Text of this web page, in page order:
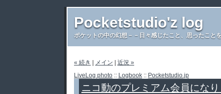
Pocketstudio'z log
ポケットの中の幻想－－日々感じたこと、思ったこと
« 続き メイン
近況 »
LiveLog photo :: Logbook :: Pocketstudio.jp
ニコ動のプレミアム会員にな